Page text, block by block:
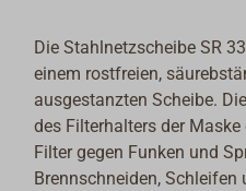
Die Stahlnetzscheibe SR
einem rostfreien,
ausgestanzten Scheibe.
des Filterhalters der
Filter gegen Funken und
Brennschneiden,